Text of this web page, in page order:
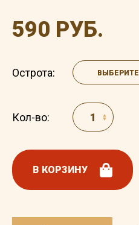
590 РУБ.
Острота: ВЫБЕРИТЕ
Кол-во:
В КОРЗИНУ